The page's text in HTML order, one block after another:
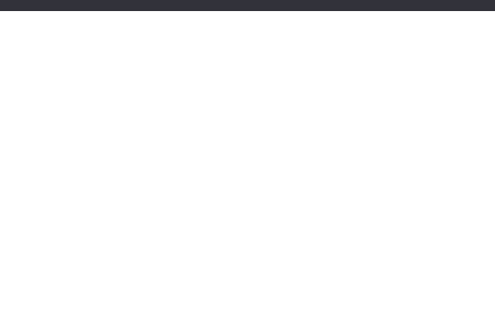
numéro de la revueBLUE.